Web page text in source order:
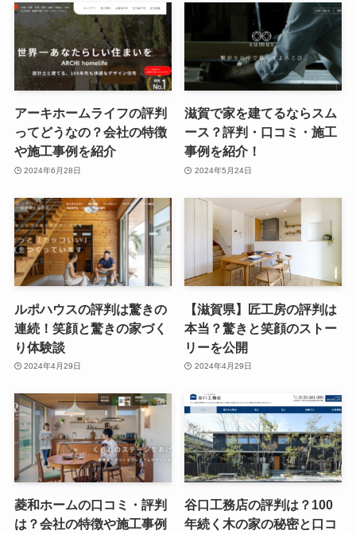
アーキホームライフの評判
ってどうなの？会社の特徴
や施工事例を紹介
2024年6月28日
滋賀で家を建てるならスム
ース？評判・口コミ・施工
事例を紹介！
2024年5月24日
ルポハウスの評判は驚きの
連続！笑顔と驚きの家づく
り体験談
2024年4月29日
【滋賀県】匠工房の評判は
本当？驚きと笑顔のストー
リーを公開
2024年4月29日
菱和ホームの口コミ・評判
は？会社の特徴や施工事例
谷口工務店の評判は？100
年続く木の家の秘密と口コ